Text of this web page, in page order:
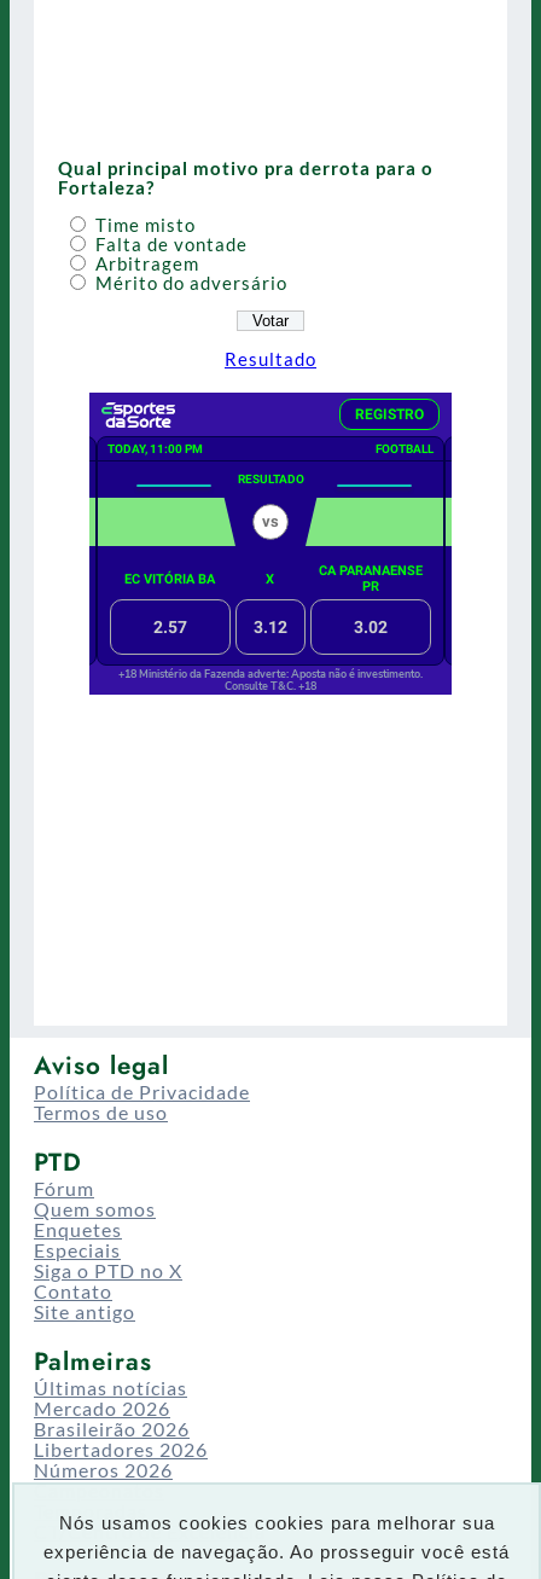
Nós usamos cookies cookies para melhorar sua
experiência de navegação. Ao prosseguir você está
Qual principal motivo pra derrota para o
Fortaleza?
Time misto
Falta de vontade
Arbitragem
Mérito do adversário
Resultado
Aviso legal
Política de Privacidade
Termos de uso
PTD
Fórum
Quem somos
Enquetes
Especiais
Siga o PTD no X
Contato
Site antigo
Palmeiras
Últimas notícias
Mercado 2026
Brasileirão 2026
Libertadores 2026
Números 2026
Campeonatos
CT/Centro de Excelência